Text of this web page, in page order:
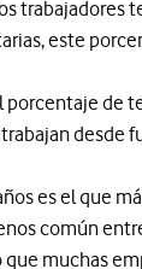
este
desde
es el que
común
muchas